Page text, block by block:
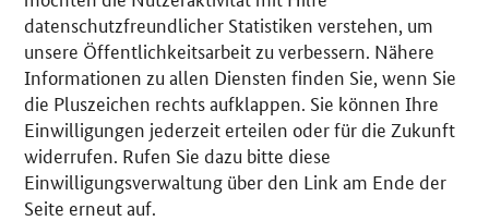
datenschutzfreundlicher Statistiken verstehen, um
unsere Öffentlichkeitsarbeit zu verbessern. Nähere
Informationen zu allen Diensten finden Sie, wenn Sie
die Pluszeichen rechts aufklappen. Sie können Ihre
Einwilligungen jederzeit erteilen oder für die Zukunft
widerrufen. Rufen Sie dazu bitte diese
Einwilligungsverwaltung über den Link am Ende der
Seite erneut auf.